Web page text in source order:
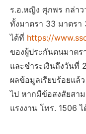
ร.อ.หญิง ศุภพร กล่าว
ทั้งมาตรา 33 มาตรา
ได้ที่ https://
ของผู้ประกันตนมาตร
และชำระเงินถึงวันที่
ผลข้อมูลเรียบร้อยแล้
ไป หากมีข้อสงสัยสา
แรงงาน โทร. 1506